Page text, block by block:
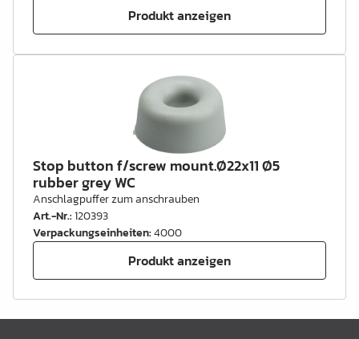
Produkt anzeigen
Stop button f/screw mount.Ø22x11 Ø5
rubber grey WC
Anschlagpuffer zum anschrauben
Art.-Nr.:120393
Verpackungseinheiten:4000
Produkt anzeigen